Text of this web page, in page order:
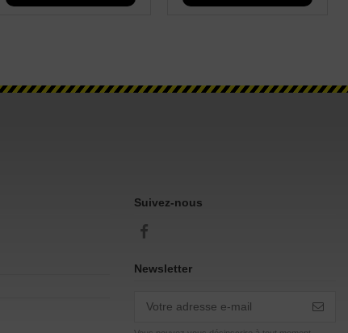
Suivez-nous
Newsletter